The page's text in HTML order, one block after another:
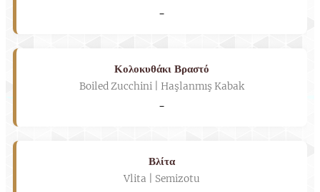
-
Κολοκυθάκι Βραστό
Boiled Zucchini | Haşlanmış Kabak
-
Βλίτα
Vlita | Semizotu